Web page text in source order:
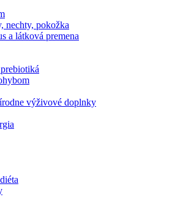
nechty, pokožka
a látková premena
výživové doplnky